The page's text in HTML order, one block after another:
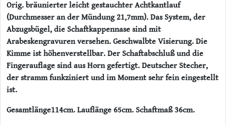
Orig. bräunierter leicht gestauchter Achtkantlauf
(Durchmesser an der Mündung 21,7mm). Das System, der
Abzugsbügel, die Schaftkappennase sind mit
Arabeskengravuren versehen. Geschwalbte Visierung. Die
Kimme ist höhenverstellbar. Der Schaftabschluß und die
Fingerauflage sind aus Horn gefertigt. Deutscher Stecher,
der stramm funkziniert und im Moment sehr fein eingestellt
ist.
Gesamtlänge114cm. Lauflänge 65cm. Schaftmaß 36cm.